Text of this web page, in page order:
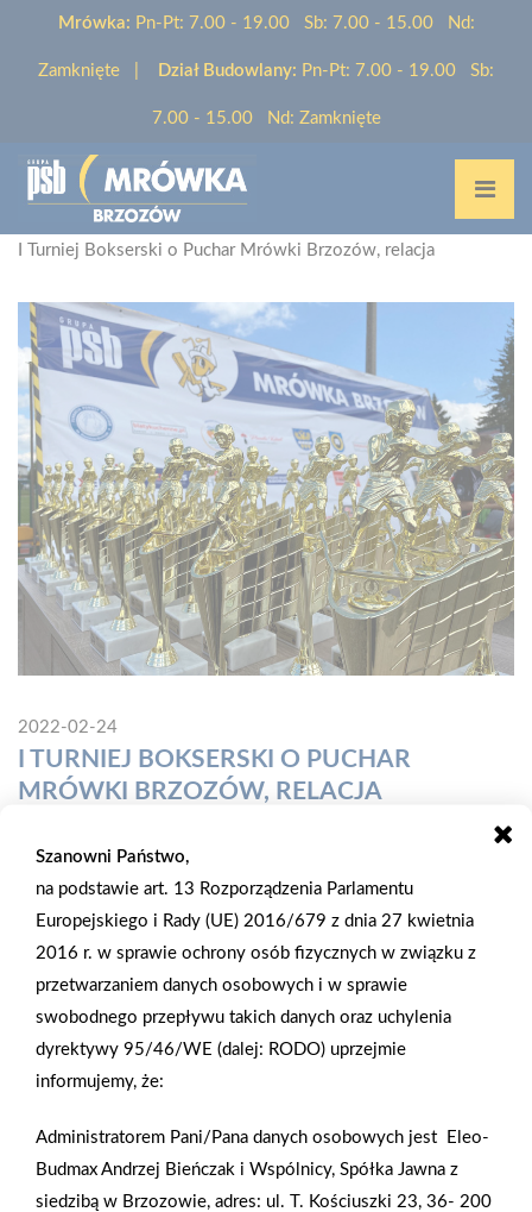
Mrówka: Pn-Pt: 7.00 - 19.00 Sb: 7.00 - 15.00 Nd:
Zamknięte | Dział Budowlany: Pn-Pt: 7.00 - 19.00 Sb:
7.00 - 15.00 Nd: Zamknięte
Aktualności /
I Turniej Bokserski o Puchar Mrówki Brzozów, relacja
2022-02-24
I TURNIEJ BOKSERSKI O PUCHAR
MRÓWKI BRZOZÓW, RELACJA
W sobotnie popołudnie na obiekcie MOSiR w
Brzozowie przy ulicy Legionistów odbył się „I Turniej
Bokserski o Puchar Mrówki”, którego organizatorem
jest Ośrodek Edukacyjno-Warsztatowy „Nasz Dom”
przy Fundacji Pomocy Dzieciom im. Stanisławy
Bieńczak w Brzozowie. Nasza Mrówka była głównym
sponsorem i czynnie uczestniczyła w
przygotowaniach do gali. Fani boksu zobaczyli w
zaprezentowali zawodnicy w czterech kategoriach
wiekowych: młodziki, kadeci, juniorzy i seniorzy.
Szanowni Państwo,
na podstawie art. 13 Rozporządzenia Parlamentu
Europejskiego i Rady (UE) 2016/679 z dnia 27 kwietnia
2016 r. w sprawie ochrony osób fizycznych w związku z
przetwarzaniem danych osobowych i w sprawie
swobodnego przepływu takich danych oraz uchylenia
dyrektywy 95/46/WE (dalej: RODO) uprzejmie
informujemy, że:
Administratorem Pani/Pana danych osobowych jest Eleo-
Budmax Andrzej Bieńczak i Wspólnicy, Spółka Jawna z
siedzibą w Brzozowie, adres: ul. T. Kościuszki 23, 36- 200